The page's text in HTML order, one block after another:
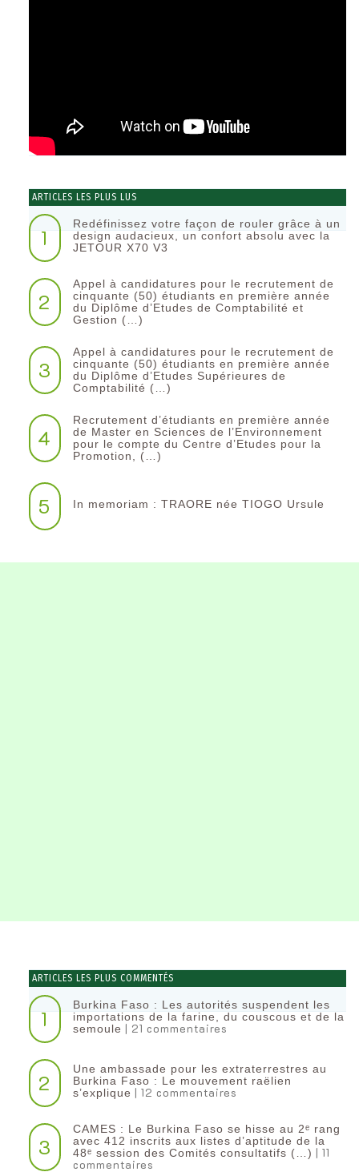
ARTICLES LES PLUS LUS
1
Redéfinissez votre façon de rouler grâce à un
design audacieux, un confort absolu avec la
JETOUR X70 V3
2
Appel à candidatures pour le recrutement de
cinquante (50) étudiants en première année
du Diplôme d’Etudes de Comptabilité et
Gestion (…)
3
Appel à candidatures pour le recrutement de
cinquante (50) étudiants en première année
du Diplôme d’Etudes Supérieures de
Comptabilité (…)
4
Recrutement d’étudiants en première année
de Master en Sciences de l’Environnement
pour le compte du Centre d’Etudes pour la
Promotion, (…)
5 In memoriam : TRAORE née TIOGO Ursule
ARTICLES LES PLUS COMMENTÉS
1
Burkina Faso : Les autorités suspendent les
importations de la farine, du couscous et de la
semoule | 21 commentaires
2
Une ambassade pour les extraterrestres au
Burkina Faso : Le mouvement raëlien
s’explique | 12 commentaires
3
CAMES : Le Burkina Faso se hisse au 2ᵉ rang
avec 412 inscrits aux listes d’aptitude de la
48ᵉ session des Comités consultatifs (…) | 11
commentaires